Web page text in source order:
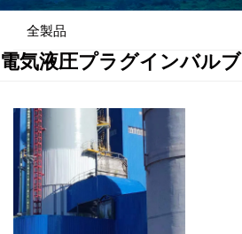
全製品
電気液圧プラグインバルブ